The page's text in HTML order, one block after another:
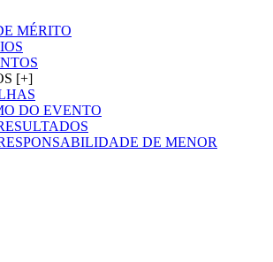
MÉRITO
[+]
DO EVENTO
DE MENOR